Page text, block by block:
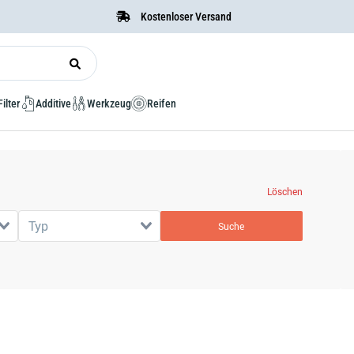
Kostenloser Versand
Additive Werkzeug Reifen
Löschen
Typ Suche